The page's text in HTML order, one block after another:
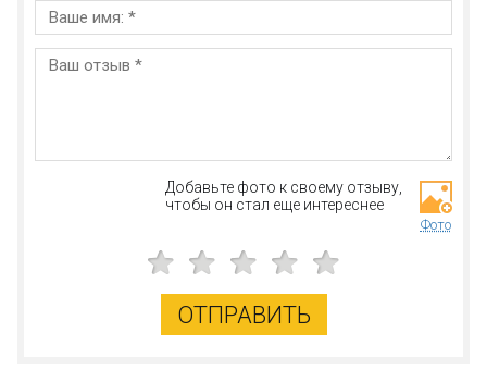
Добавьте фото к своему отзыву,
чтобы он стал еще интереснее
Фото
ОТПРАВИТЬ